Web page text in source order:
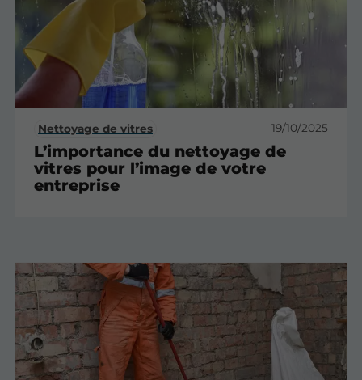
Nettoyage de vitres 19/10/2025
L’importance du nettoyage de
vitres pour l’image de votre
entreprise